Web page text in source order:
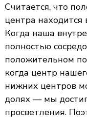
Считается, что
центра
Когда наша
полностью
положительном
когда центр
нижних центров
долях — мы
просветления.